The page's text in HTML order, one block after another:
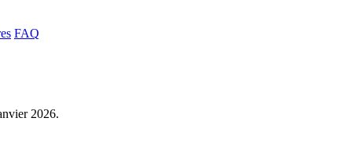
FAQ
2026.